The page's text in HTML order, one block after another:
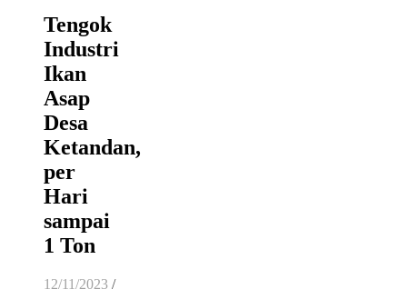
Tengok
Industri
Ikan
Asap
Desa
Ketandan,
per
Hari
sampai
1 Ton
12/11/2023 /